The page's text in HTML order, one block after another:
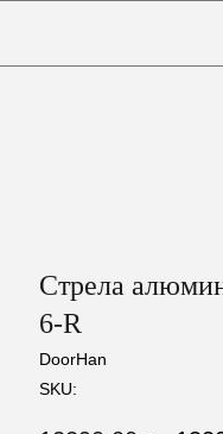
Стрела
6-R
DoorHan
SKU: